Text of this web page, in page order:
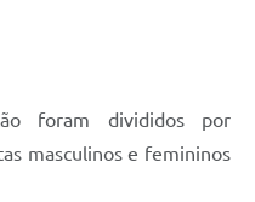
foram divididos por
masculinos e femininos